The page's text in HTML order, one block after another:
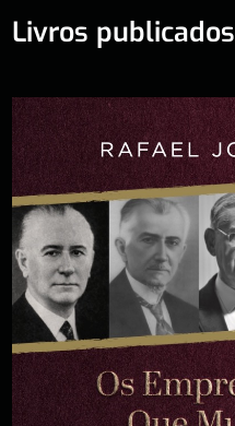
Livros publicados